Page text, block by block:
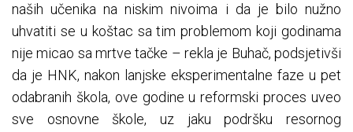
naših učenika na niskim nivoima i da je bilo nužno
uhvatiti se u koštac sa tim problemom koji godinama
nije micao sa mrtve tačke – rekla je Buhač, podsjetivši
da je HNK, nakon lanjske eksperimentalne faze u pet
odabranih škola, ove godine u reformski proces uveo
sve osnovne škole, uz jaku podršku resornog